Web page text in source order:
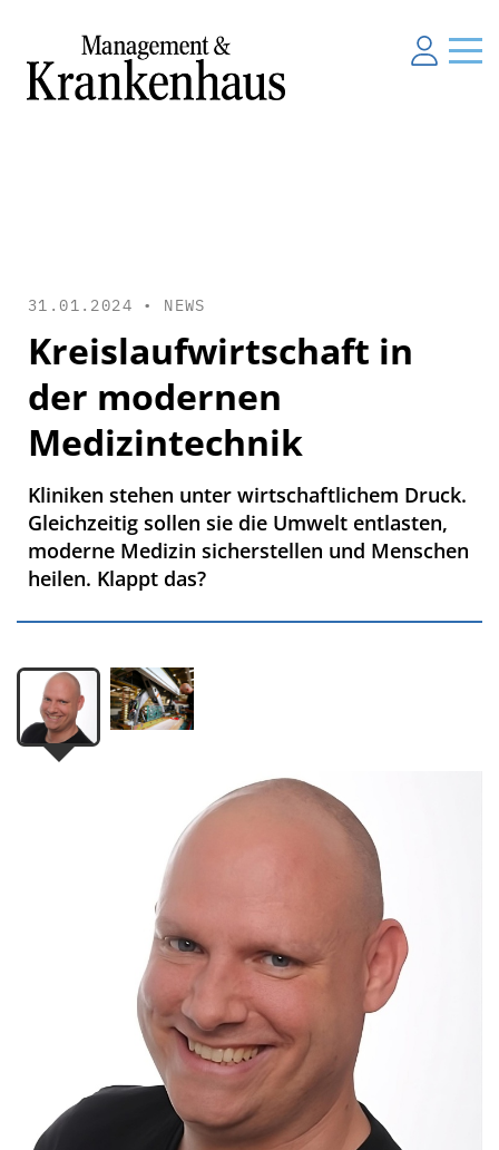
31.01.2024 • NEWS
Kreislaufwirtschaft in
der modernen
Medizintechnik
Kliniken stehen unter wirtschaftlichem Druck.
Gleichzeitig sollen sie die Umwelt entlasten,
moderne Medizin sicherstellen und Menschen
heilen. Klappt das?